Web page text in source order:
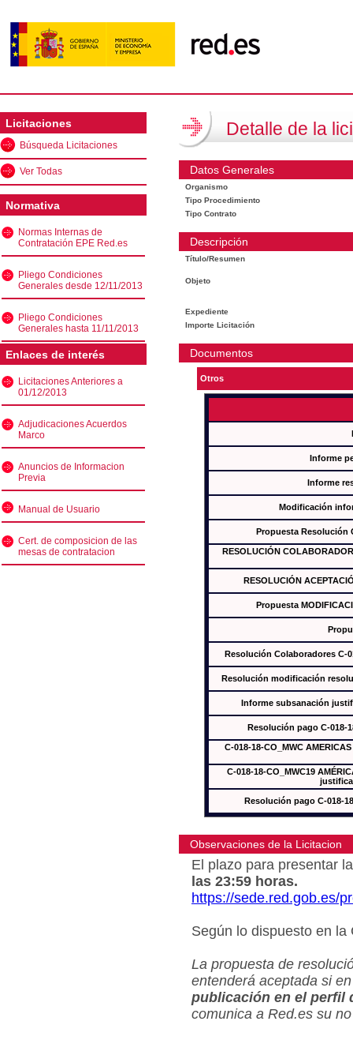
Licitaciones
Búsqueda Licitaciones
Ver Todas
Normativa
Normas Internas de
Contratación EPE Red.es
Pliego Condiciones
Generales desde 12/11/2013
Pliego Condiciones
Generales hasta 11/11/2013
Enlaces de interés
Licitaciones Anteriores a
01/12/2013
Adjudicaciones Acuerdos
Marco
Anuncios de Informacion
Previa
Manual de Usuario
Cert. de composicion de las
mesas de contratacion
Detalle de la
Datos Generales
Organismo
Tipo Procedimiento
Tipo Contrato
Descripción
Título/Resumen
Objeto
Expediente
Importe Licitación
Documentos
Otros
Informe
Informe
Modificación
Propuesta Resolución
RESOLUCIÓN
RESOLUCIÓN
Propuesta
Resolución Colaboradores C-
Resolución modificación
Informe subsanación
Resolución pago C-018-
C-018-18-CO_MWC
C-018-18-CO_MWC19
Resolución pago C-018-
Observaciones de la Licitacion
El plazo para presentar
las 23:59 horas.
https://sede.red.gob.es/
Según lo dispuesto en
La propuesta de
entenderá aceptada si
publicación en el perfil
comunica a Red.es su